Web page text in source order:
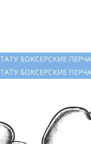
ТАТУ БОКСЕРСКИЕ
ТАТУ БОКСЕРСКИЕ